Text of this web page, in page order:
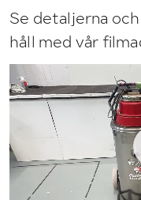
Se detaljerna
håll med vår